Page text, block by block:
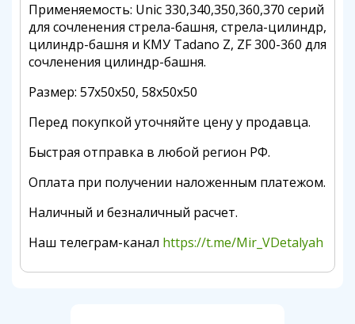
Применяемость: Unic 330,340,350,360,370 серий
для сочленения стрела-башня, стрела-цилиндр,
цилиндр-башня и КМУ Tadano Z, ZF 300-360 для
сочленения цилиндр-башня.
Размер: 57х50х50, 58х50х50
Перед покупкой уточняйте цену у продавца.
Быстрая отправка в любой регион РФ.
Оплата при получении наложенным платежом.
Наличный и безналичный расчет.
Наш телеграм-канал https://t.me/Mir_VDetalyah